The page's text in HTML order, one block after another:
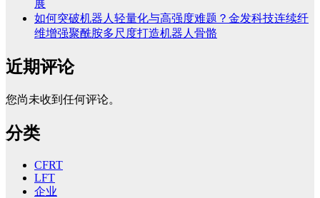
展
如何突破机器人轻量化与高强度难题？金发科技连续纤
维增强聚酰胺多尺度打造机器人骨骼
近期评论
您尚未收到任何评论。
分类
CFRT
LFT
企业